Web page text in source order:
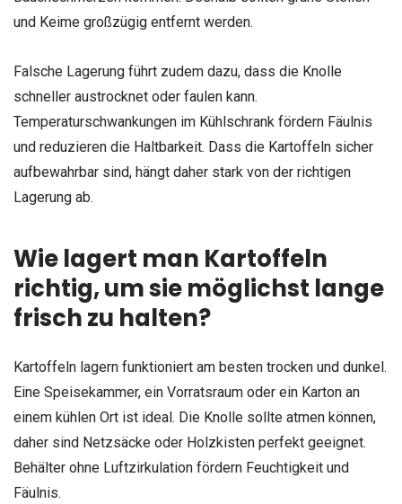
und Keime großzügig entfernt werden.
Falsche Lagerung führt zudem dazu, dass die Knolle
schneller austrocknet oder faulen kann.
Temperaturschwankungen im Kühlschrank fördern Fäulnis
und reduzieren die Haltbarkeit. Dass die Kartoffeln sicher
aufbewahrbar sind, hängt daher stark von der richtigen
Lagerung ab.
Wie lagert man Kartoffeln
richtig, um sie möglichst lange
frisch zu halten?
Kartoffeln lagern funktioniert am besten trocken und dunkel.
Eine Speisekammer, ein Vorratsraum oder ein Karton an
einem kühlen Ort ist ideal. Die Knolle sollte atmen können,
daher sind Netzsäcke oder Holzkisten perfekt geeignet.
Behälter ohne Luftzirkulation fördern Feuchtigkeit und
Fäulnis.